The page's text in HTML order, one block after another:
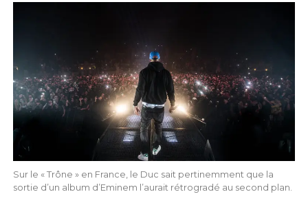
Sur le « Trône » en France, le Duc sait pertinemment que la
sortie d’un album d’Eminem l’aurait rétrogradé au second plan.